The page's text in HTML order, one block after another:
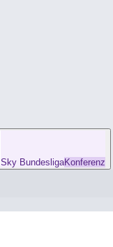
Sky BundesligaKonferenz